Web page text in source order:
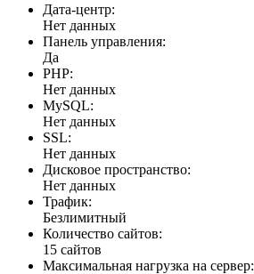
Дата-центр:
Нет данных
Панель управления:
Да
PHP:
Нет данных
MySQL:
Нет данных
SSL:
Нет данных
Дисковое пространство:
Нет данных
Трафик:
Безлимитный
Количество сайтов:
15 сайтов
Максимальная нагрузка на сервер: